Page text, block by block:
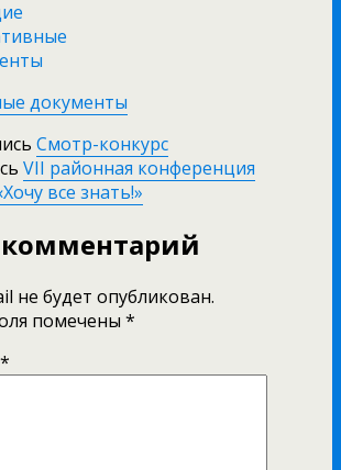
документы
Cмотр-конкурс
VII районная конференция
все знать!»
не будет опубликован.
помечены *
*